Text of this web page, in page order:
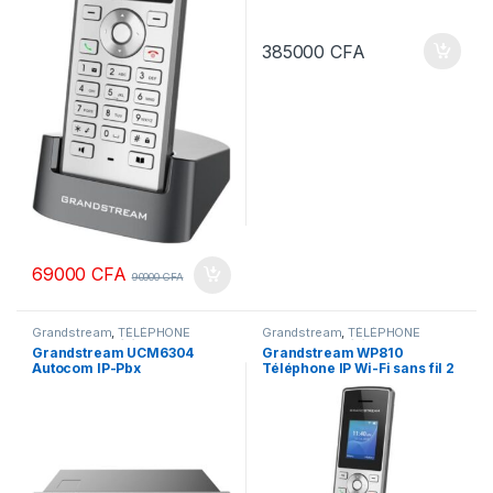
69000CFA 90000CFA
385000CFA
Grandstream,TÉLÉPHONE
MOBILE & IP ,Téléphonie
d'entreprise
Grandstream UCM6304
Autocom IP-Pbx
Grandstream,TÉLÉPHONE
MOBILE & IP ,Téléphonie
d'entreprise
Grandstream WP810
Téléphone IP Wi-Fi sans fil 2
comptes SIP et 2 lignes